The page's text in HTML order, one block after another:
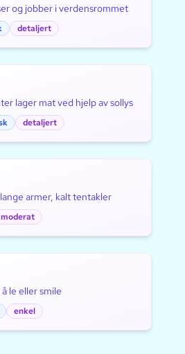
og jobber i verdensrommet
detaljert
lager mat ved hjelp av sollys
detaljert
armer, kalt tentakler
moderat
le eller smile
enkel